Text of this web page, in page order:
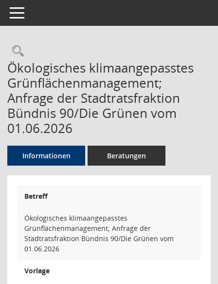
Toggle navigation
Rechercheauswahl
Ökologisches klimaangepasstes
Grünflächenmanagement;
Anfrage der Stadtratsfraktion
Bündnis 90/Die Grünen vom
01.06.2026
Informationen Beratungen
Betreff
Ökologisches klimaangepasstes
Grünflächenmanagement; Anfrage der
Stadtratsfraktion Bündnis 90/Die Grünen vom
01.06.2026
Vorlage